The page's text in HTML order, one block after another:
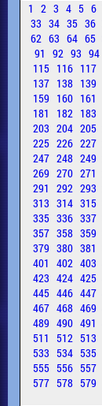
1 2 3 4 5 6
33 34 35 36
62 63 64 65
91 92 93 94
115 116 117
137 138 139
159 160 161
181
182 183
203 204 205
225 226 227
247 248 249
269 270 271
291 292 293
313 314 315
335 336 337
357 358 359
379 380 381
401 402 403
423 424 425
445 446 447
467 468 469
489 490 491
511 512 513
533 534 535
555 556 557
577 578 579